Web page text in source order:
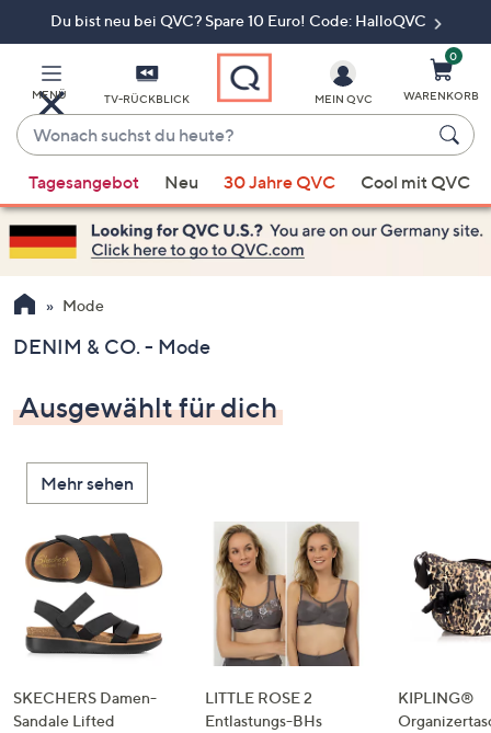
Du bist neu bei QVC? Spare 10 Euro! Code: HalloQVC
MENÜ TV-RÜCKBLICK
Wonach
suchst
du
heute?
Vorschläge
verfügbar
sind,
verwenden
Sie
Pfeiltasten
oben
und
nach
unten
oder
wischen
Sie
Touch-
Geräten
links
bzw.
MEIN QVC
0
WARENKORB
Tagesangebot Neu 30 Jahre QVC Cool mit QVC
Mode
DENIM & CO. - Mode
Ausgewählt für dich
Mehr sehen
SKECHERS Damen-
Sandale Lifted
LITTLE ROSE 2
Entlastungs-BHs
KIPLING®